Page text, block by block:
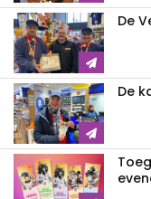
De
De